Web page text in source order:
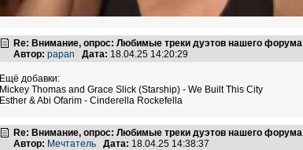
Re: Внимание, опрос: Любимые треки дуэтов нашего форума
Автор: papan Дата: 18.04.25 14:20:29
Ещё добавки:
Mickey Thomas and Grace Slick (Starship) - We Built This City
Esther & Abi Ofarim - Cinderella Rockefella
Re: Внимание, опрос: Любимые треки дуэтов нашего форума
Автор: Мечтатель Дата: 18.04.25 14:38:37